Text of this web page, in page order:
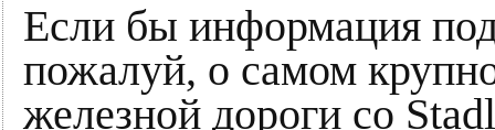
Если бы информация
пожалуй, о самом
железной дороги со